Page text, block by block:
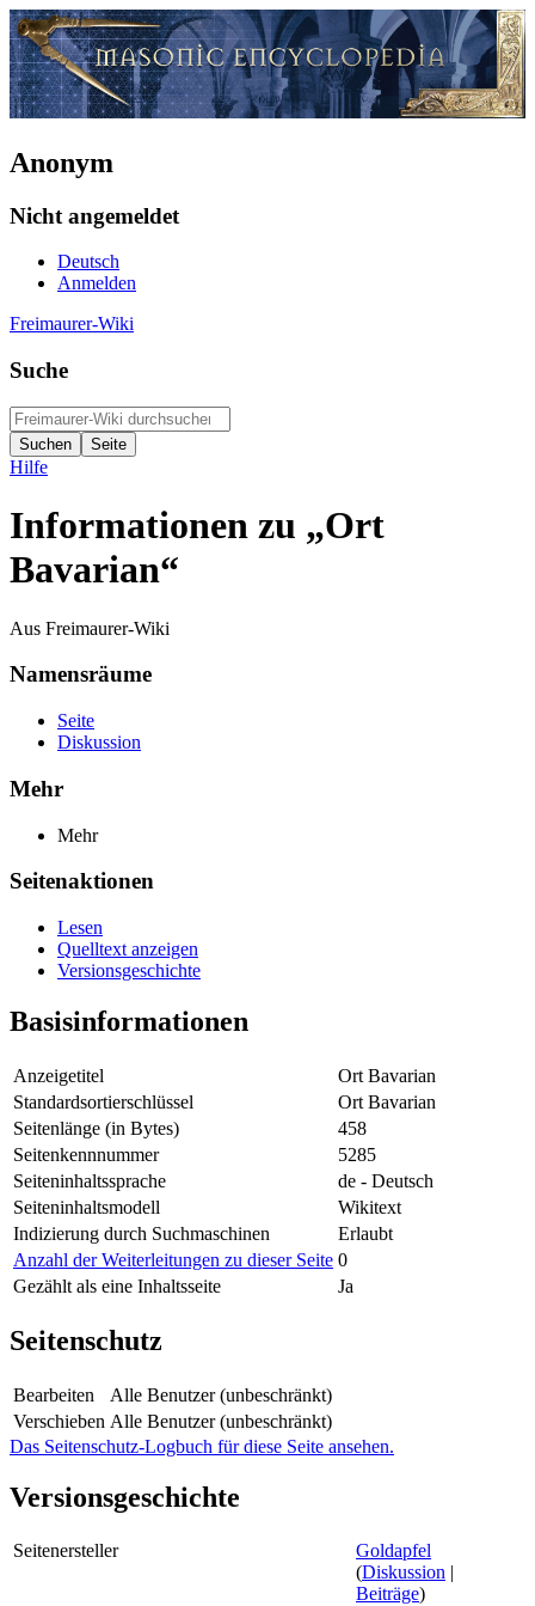
Anonym
Nicht angemeldet
Deutsch
Anmelden
Freimaurer-Wiki
Suche
Hilfe
Informationen zu „Ort
Bavarian“
Aus Freimaurer-Wiki
Namensräume
Seite
Diskussion
Mehr
Mehr
Seitenaktionen
Lesen
Quelltext anzeigen
Versionsgeschichte
Basisinformationen
Anzeigetitel
Ort Bavarian
Standardsortierschlüssel
Ort Bavarian
Seitenlänge (in Bytes)
458
Seitenkennnummer
5285
Seiteninhaltssprache
de - Deutsch
Seiteninhaltsmodell
Wikitext
Indizierung durch Suchmaschinen
Erlaubt
Anzahl der Weiterleitungen zu dieser Seite 0
Gezählt als eine Inhaltsseite
Ja
Seitenschutz
Bearbeiten
Alle Benutzer (unbeschränkt)
Verschieben Alle Benutzer (unbeschränkt)
Das Seitenschutz-Logbuch für diese Seite ansehen.
Versionsgeschichte
Seitenersteller
Goldapfel
(Diskussion
Beiträge)